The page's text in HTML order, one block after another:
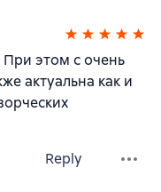
этом с очень
актуальна как и
Reply